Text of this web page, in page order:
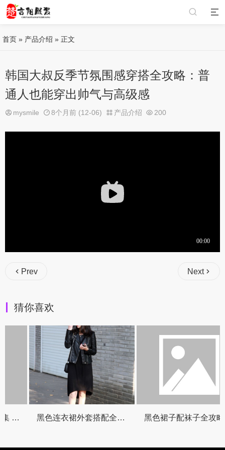
首页 » 产品介绍 » 正文
韩国大叔反季节氛围感穿搭全攻略：普
通人也能穿出帅气与高级感
mysmile 8个月前 (12-06) 产品介绍 200
Prev Next
猜你喜欢
黑色长裙上身搭配合集 轻松穿出高级感与多变风格 黑色连衣裙外套搭配全攻略 黑色裙子配袜子全攻略 颜